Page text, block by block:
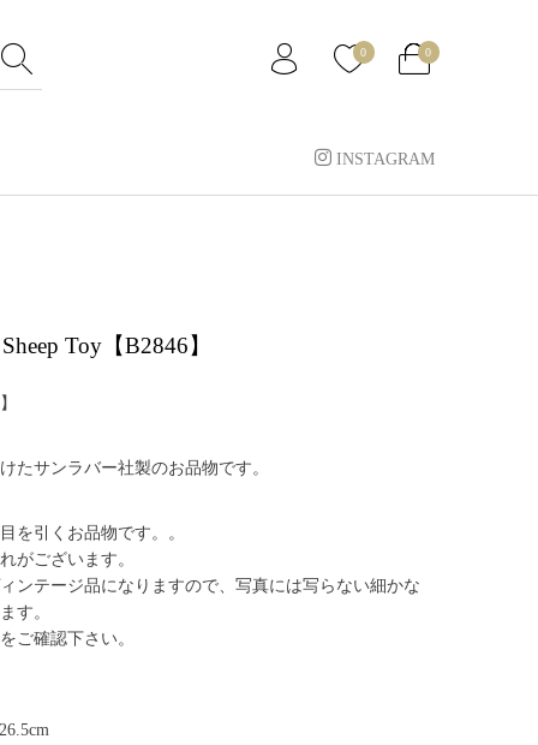
0 0
INSTAGRAM
Toy【B2846】
たサンラバー社製のお品物です。
を引くお品物です。。
がございます。
ンテージ品になりますので、写真には写らない細かな
す。
ご確認下さい。